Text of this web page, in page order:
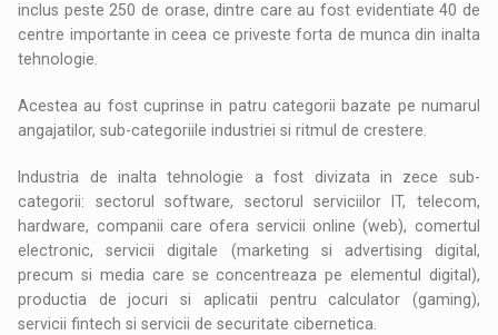
inclus peste 250 de orase, dintre care au fost evidentiate 40 de
centre importante in ceea ce priveste forta de munca din inalta
tehnologie.
Acestea au fost cuprinse in patru categorii bazate pe numarul
angajatilor, sub-categoriile industriei si ritmul de crestere.
Industria de inalta tehnologie a fost divizata in zece sub-
categorii: sectorul software, sectorul serviciilor IT, telecom,
hardware, companii care ofera servicii online (web), comertul
electronic, servicii digitale (marketing si advertising digital,
precum si media care se concentreaza pe elementul digital),
productia de jocuri si aplicatii pentru calculator (gaming),
servicii fintech si servicii de securitate cibernetica.